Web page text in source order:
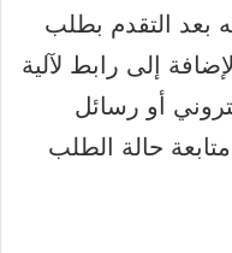
بعد التقدم بطلب
إلى رابط لآلية
أو رسائل
حالة الطلب